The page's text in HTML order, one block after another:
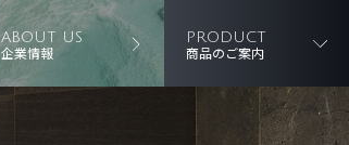
ABOUT US
企業情報
PRODUCT
商品のご案内